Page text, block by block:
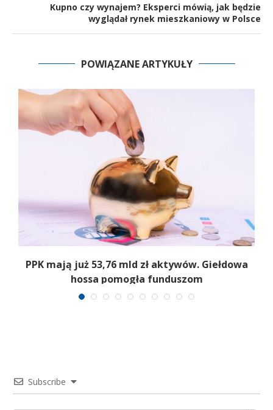
Kupno czy wynajem? Eksperci mówią, jak będzie
wyglądał rynek mieszkaniowy w Polsce
POWIĄZANE ARTYKUŁY
PPK mają już 53,76 mld zł aktywów. Giełdowa
hossa pomogła funduszom
Subscribe